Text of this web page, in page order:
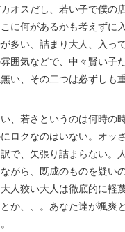
スだし、若い子で僕の
に何があるかも考えずに
い、詰まり大人、入っ
囲気などで、中々賢い子
い、その二つは必ずしも
、若さというのは何時の
ロクなのはいない。オッ
で、矢張り詰まらない。
がら、既成のものを疑い
人狡い大人は徹底的に軽
か、、。あなた達が颯爽